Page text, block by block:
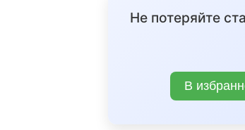
Не потеряйте
В